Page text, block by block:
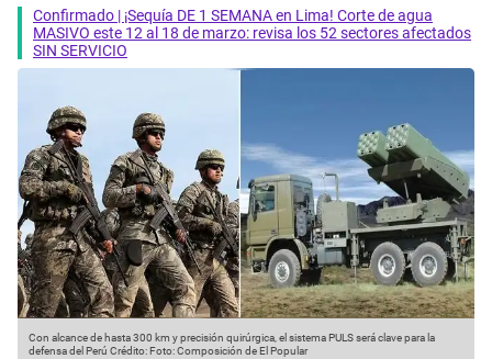
Confirmado | ¡Sequía DE 1 SEMANA en Lima! Corte de agua
MASIVO este 12 al 18 de marzo: revisa los 52 sectores afectados
SIN SERVICIO
Con alcance de hasta 300 km y precisión quirúrgica, el sistema PULS será clave para la
defensa del Perú Crédito: Foto: Composición de El Popular